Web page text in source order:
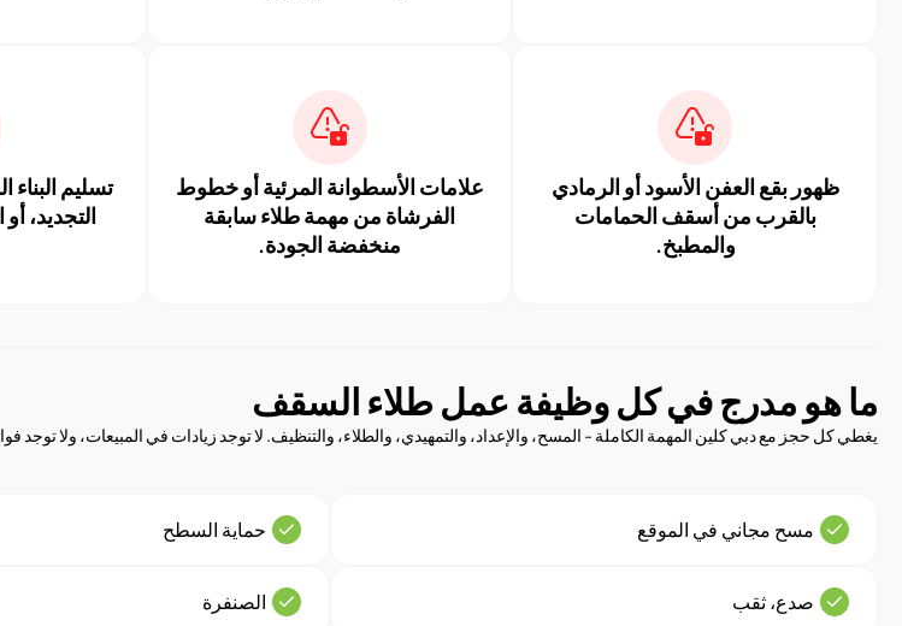
ظهور بقع العفن الأسود أو الرمادي
بالقرب من أسقف الحمامات
والمطبخ.
علامات الأسطوانة المرئية أو خطوط
الفرشاة من مهمة طلاء سابقة
منخفضة الجودة.
تسليم البناء
التجديد،
ما هو مدرج في كل وظيفة عمل طلاء السقف
يغطي كل حجز مع دبي كلين المهمة الكاملة - المسح، والإعداد، والتمهيدي، والطلاء، والتنظيف. لا توجد زيادات في المبيعات، ولا توجد
مسح مجاني في الموقع حماية السطح
صدع، ثقب الصنفرة